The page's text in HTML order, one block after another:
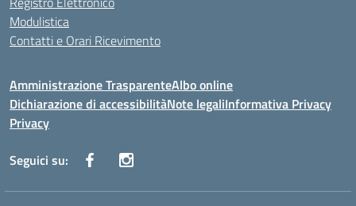
Modulistica
Contatti e Orari Ricevimento
Amministrazione TrasparenteAlbo online
Dichiarazione di accessibilitàNote legaliInformativa Privacy
Privacy
Seguici su: